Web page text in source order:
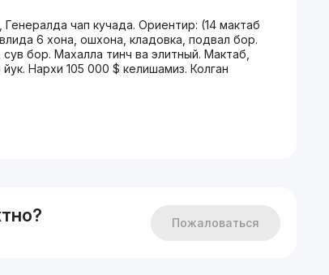
чап кучада. Ориентир: (14 мактаб
6 хона, ошхона, кладовка, подвал бор.
бор. Махалла тинч ва элитный. Мактаб,
Нархи 105 000 $ келишамиз. Колган
Пожаловаться